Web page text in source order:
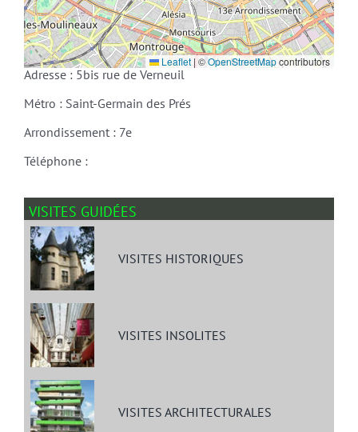
Leaflet | ©OpenStreetMapcontributors
Adresse : 5bis rue de Verneuil
Métro : Saint-Germain des Prés
Arrondissement : 7e
Téléphone :
VISITES GUIDÉES
VISITES HISTORIQUES
VISITES INSOLITES
VISITES ARCHITECTURALES